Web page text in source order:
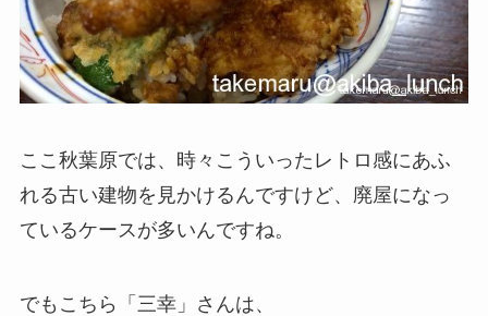
ここ秋葉原では、時々こういったレトロ感にあふ
れる古い建物を見かけるんですけど、廃屋になっ
ているケースが多いんですね。
でもこちら「三幸」さんは、